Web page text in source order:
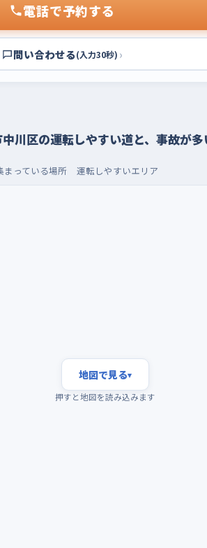
電話で予約する
問い合わせる(入力30秒) ›
川区の運転しやすい道と、事故が
まっている場所 運転しやすいエリア
地図で見る▾
押すと地図を読み込みます